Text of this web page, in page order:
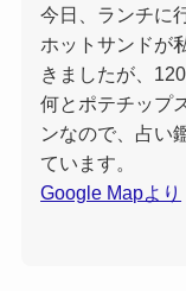
今日、ランチに
ホットサンドが
きましたが、
何とポテチップ
ンなので、占い
ています。
Google Mapより